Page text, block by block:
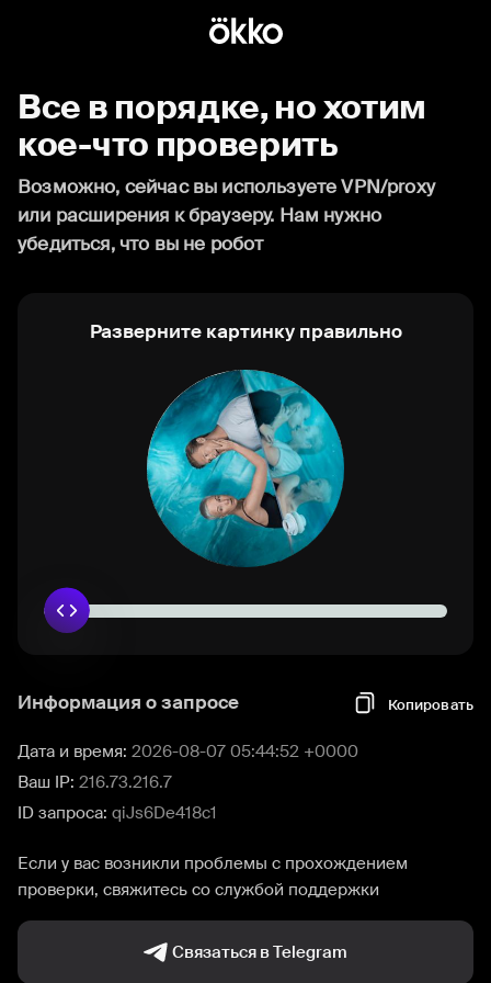
Все в порядке, но хотим
кое-что проверить
Возможно, сейчас вы используете VPN/proxy
или расширения к браузеру. Нам нужно
убедиться, что вы не робот
Разверните картинку правильно
Информация о запросе Копировать
Дата и время: 2026-08-07 05:44:52 +0000
Ваш IP: 216.73.216.7
ID запроса: qiJs6De418c1
Если у вас возникли проблемы с прохождением
проверки, свяжитесь со службой поддержки
Связаться в Telegram